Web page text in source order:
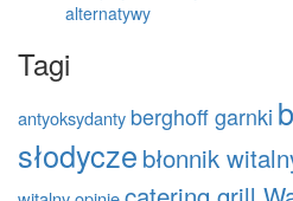
alternatywy
Tagi
antyoksydanty berghoff garnki
słodycze błonnik